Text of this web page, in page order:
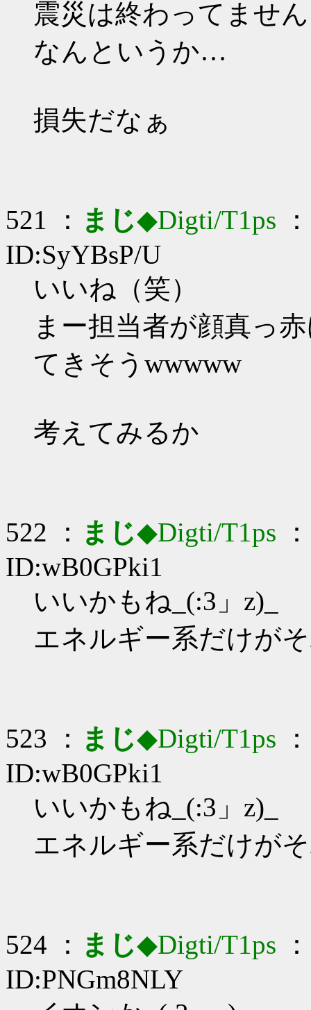
震災は終わってませ
なんというか…
損失だなぁ
521 ： まじ◆Digti/T1ps
ID:SyYBsP/U
いいね（笑）
まー担当者が顔真っ
てきそうwwwww
考えてみるか
522 ： まじ◆Digti/T1ps
ID:wB0GPki1
いいかもね_(:3」z)_
エネルギー系だけが
523 ： まじ◆Digti/T1ps
ID:wB0GPki1
いいかもね_(:3」z)_
エネルギー系だけが
524 ： まじ◆Digti/T1ps
ID:PNGm8NLY